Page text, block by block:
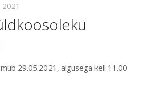
29.05.2021, algusega kell 11.00